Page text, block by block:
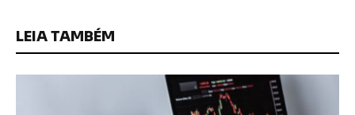
LEIA TAMBÉM